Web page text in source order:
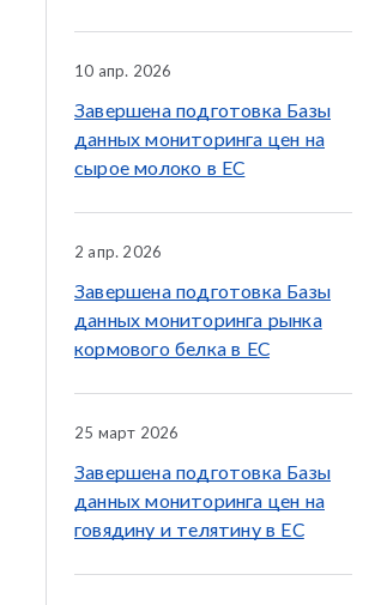
10 апр. 2026
Завершена подготовка Базы
данных мониторинга цен на
сырое молоко в ЕС
2 апр. 2026
Завершена подготовка Базы
данных мониторинга рынка
кормового белка в ЕС
25 март 2026
Завершена подготовка Базы
данных мониторинга цен на
говядину и телятину в ЕС